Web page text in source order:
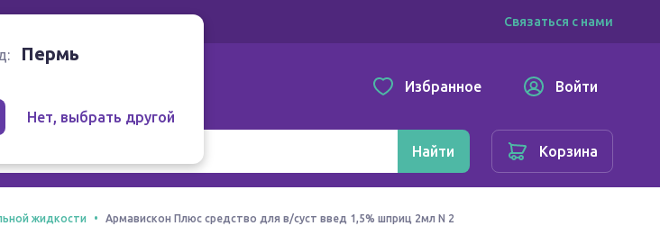
Связаться с нами
Избранное Войти
Найти Корзина
Пермь
Нет, выбрать другой
жидкости Армавискон Плюс средство для в/суст введ 1,5% шприц 2мл N 2